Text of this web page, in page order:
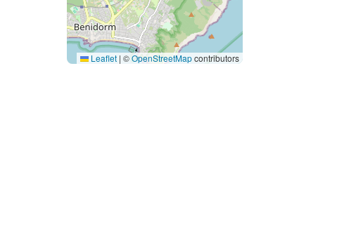
Leaflet | ©OpenStreetMapcontributors